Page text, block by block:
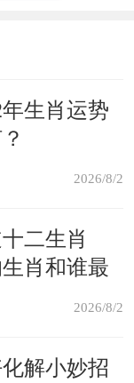
在辛巳蛇
遇到“年
庙里拜太
刑太岁，刑
克，即与
太岁当头
肖蛇为太
和虎为“偏
生肖运势
2026/8/2
二生肖
肖和谁最
2026/8/2
解小妙招